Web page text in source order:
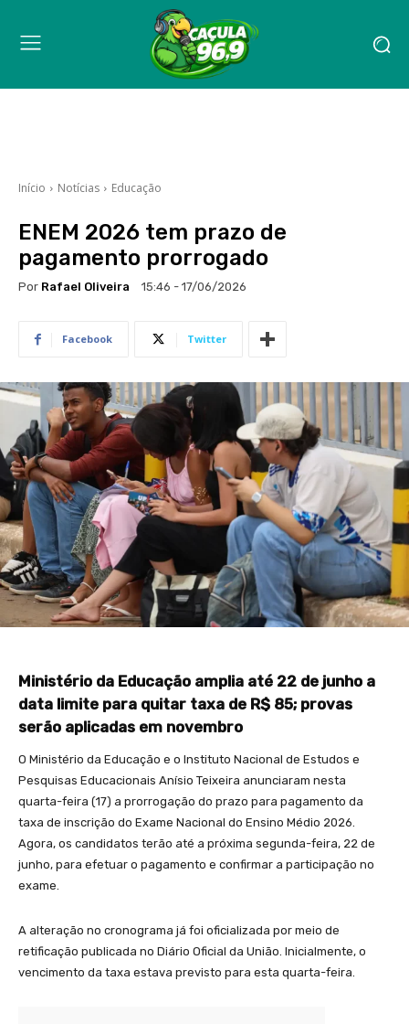
Início Notícias Educação
ENEM 2026 tem prazo de
pagamento prorrogado
Por Rafael Oliveira 15:46 - 17/06/2026
Facebook Twitter
Ministério da Educação amplia até 22 de junho a
data limite para quitar taxa de R$ 85; provas
serão aplicadas em novembro
O Ministério da Educação e o Instituto Nacional de Estudos e
Pesquisas Educacionais Anísio Teixeira anunciaram nesta
quarta-feira (17) a prorrogação do prazo para pagamento da
taxa de inscrição do Exame Nacional do Ensino Médio 2026.
Agora, os candidatos terão até a próxima segunda-feira, 22 de
junho, para efetuar o pagamento e confirmar a participação no
exame.
A alteração no cronograma já foi oficializada por meio de
retificação publicada no Diário Oficial da União. Inicialmente, o
vencimento da taxa estava previsto para esta quarta-feira.